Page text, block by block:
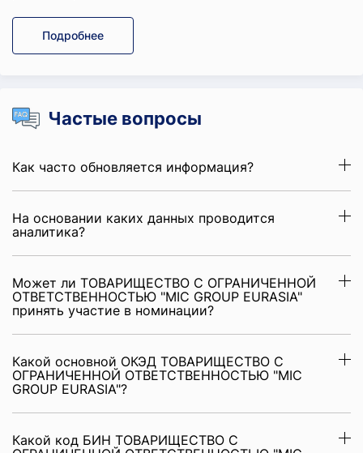
Подробнее
Частые вопросы
Как часто обновляется информация?
На основании каких данных проводится
аналитика?
Может ли ТОВАРИЩЕСТВО С ОГРАНИЧЕННОЙ
ОТВЕТСТВЕННОСТЬЮ "MIC GROUP EURASIA"
принять участие в номинации?
Какой основной ОКЭД ТОВАРИЩЕСТВО С
ОГРАНИЧЕННОЙ ОТВЕТСТВЕННОСТЬЮ "MIC
GROUP EURASIA"?
Какой код БИН ТОВАРИЩЕСТВО С